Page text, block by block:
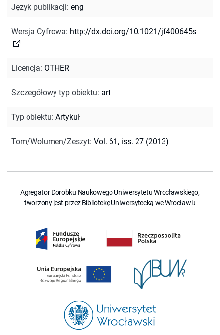
Język publikacji: eng
Wersja Cyfrowa: http://dx.doi.org/10.1021/jf400645s
Licencja: OTHER
Szczegółowy typ obiektu: art
Typ obiektu: Artykuł
Tom/Wolumen/Zeszyt: Vol. 61, iss. 27 (2013)
Agregator Dorobku Naukowego Uniwersytetu Wrocławskiego,
tworzony jest przez Bibliotekę Uniwersytecką we Wrocławiu